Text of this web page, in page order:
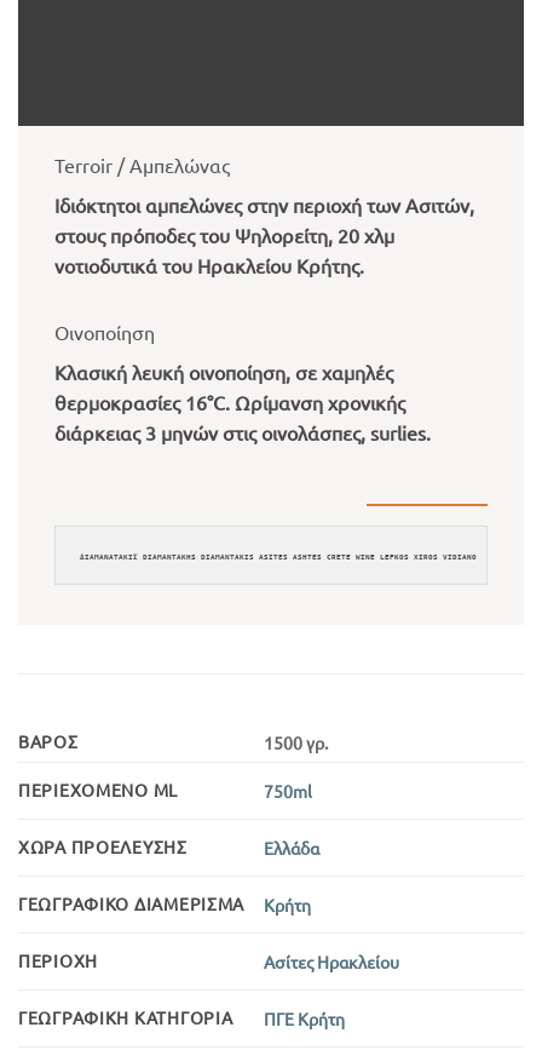
Terroir / Αμπελώνας
Ιδιόκτητοι αμπελώνες στην περιοχή των Ασιτών,
στους πρόποδες του Ψηλορείτη, 20 χλμ
νοτιοδυτικά του Ηρακλείου Κρήτης.
Οινοποίηση
Κλασική λευκή οινοποίηση, σε χαμηλές
θερμοκρασίες 16°C. Ωρίμανση χρονικής
διάρκειας 3 μηνών στις οινολάσπες, surlies.
ΔΙΑΜΑΝΑΤΑΚΙΣ DIAMANTAKHS DIAMANTAKIS ASITES ASHTES CRETE WINE LEFKOS XIROS VIDIANO
ΒΆΡΟΣ 1500 γρ.
ΠΕΡΙΕΧΌΜΕΝΟ ML 750ml
ΧΏΡΑ ΠΡΟΈΛΕΥΣΗΣ Ελλάδα
ΓΕΩΓΡΑΦΙΚΌ ΔΙΑΜΈΡΙΣΜΑ Κρήτη
ΠΕΡΙΟΧΉ Ασίτες Ηρακλείου
ΓΕΩΓΡΑΦΙΚΉ ΚΑΤΗΓΟΡΊΑ ΠΓΕ Κρήτη